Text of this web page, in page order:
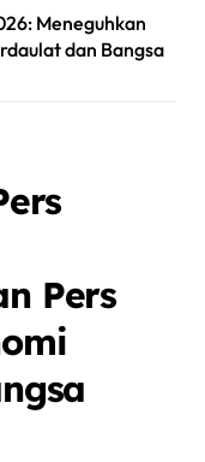
Meneguhkan
dan Bangsa
Pers